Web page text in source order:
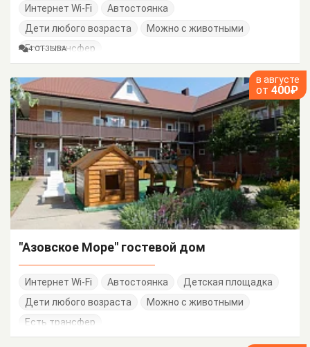
Интернет Wi-Fi
Автостоянка
Дети любого возраста
Можно с животными
Есть трансфер
4 ОТЗЫВА
в августе
от 400₽
"Азовское Море" гостевой дом
Интернет Wi-Fi Автостоянка
Детская площадка
Дети любого возраста
Можно с животными
Есть трансфер